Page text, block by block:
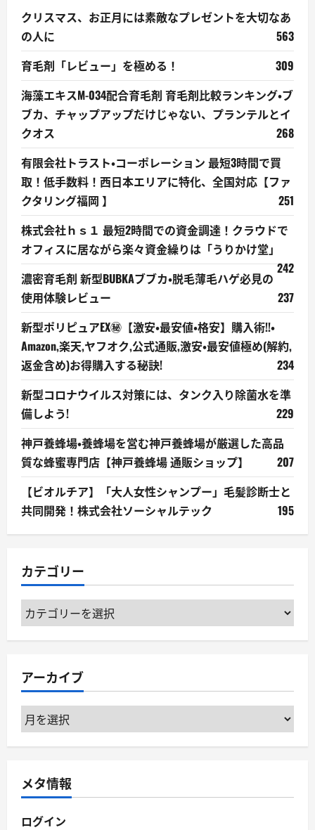
クリスマス、お正月には素敵なプレゼントを大切なあ
の人に
563
育毛剤「レビュー」を極める！
309
海藻エキスM-034配合育毛剤 育毛剤比較ランキング・ブ
ブカ、チャップアップだけじゃない、プランテルとイ
クオス
268
有限会社トラスト・コーポレーション 最短3時間で買
取！低手数料！西日本エリアに特化、全国対応【ファ
クタリング福岡 】
251
株式会社ｈｓ１ 最短2時間での資金調達！クラウドで
オフィスに居ながら楽々資金繰りは「うりかけ堂」
242
濃密育毛剤 新型BUBKAブブカ・脱毛薄毛ハゲ必見の
使用体験レビュー
237
新型ポリピュアEX㊙【激安・最安値・格安】購入術!!・
Amazon,楽天,ヤフオク,公式通販,激安・最安値極め(解約,
返金含め)お得購入する秘訣!
234
新型コロナウイルス対策には、タンク入り除菌水を準
備しよう!
229
神戸養蜂場・養蜂場を営む神戸養蜂場が厳選した高品
質な蜂蜜専門店【神戸養蜂場 通販ショップ】
207
【ビオルチア】「大人女性シャンプー」毛髪診断士と
共同開発！株式会社ソーシャルテック
195
カテゴリー
カ
テ
ー
アーカイブ
ア
ー
ブ
メタ情報
ログイン